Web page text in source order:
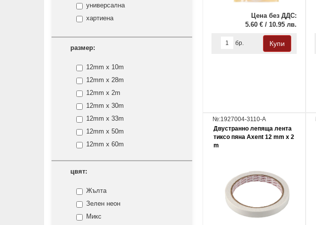
универсална
хартиена
размер:
12mm x 10m
12mm x 28m
12mm x 2m
12mm x 30m
12mm x 33m
12mm x 50m
12mm x 60m
15mm
цвят:
Жълта
Зелен неон
Микс
Цена без ДДС:
5.60 € / 10.95 лв.
бр.
№:1927004-3110-A
Двустранно лепяща лента
тиксо пяна Axent 12 mm x 2
m